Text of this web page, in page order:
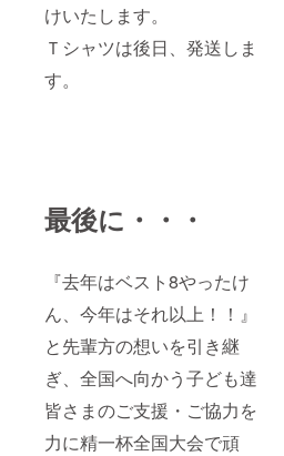
けいたします。
Ｔシャツは後日、発送しま
す。
最後に・・・
『去年はベスト8やったけ
ん、今年はそれ以上！！』
と先輩方の想いを引き継
ぎ、全国へ向かう子ども達
皆さまのご支援・ご協力を
力に精一杯全国大会で頑